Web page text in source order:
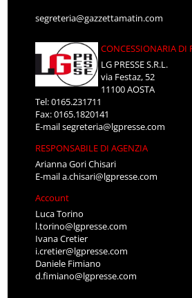
segreteria@gazzettamatin.com
CONCESSIONARIA DI
LG PRESSE S.R.L.
via Festaz, 52
11100 AOSTA
Tel: 0165.231711
Fax: 0165.1820141
E-mailsegreteria@lgpresse.com
RESPONSABILE DI AGENZIA
Arianna Gori Chisari
E-maila.chisari@lgpresse.com
Account
Luca Torino
l.torino@lgpresse.com
Ivana Cretier
i.cretier@lgpresse.com
Daniele Fimiano
d.fimiano@lgpresse.com